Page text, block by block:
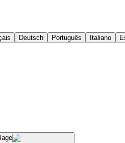
Deutsch Português Italiano